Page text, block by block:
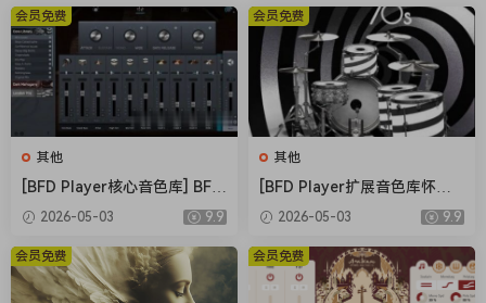
note. After leaving Sam’s distinct pedal configuration it
would pass through a blend of choice guitar and bass
amps before undergoing yet more harmonic enrichment:
through hand-picked outboard EQ’s and saturation/tape
effects. As a final stage the full spectrum was EQ’d,
widened and optimised/blessed by Sam and mastering
engineer/audio priestess, Anni Abigail.
It stretches from a grounded lo-fi organ-ish sound (Love)
(Lost), perfect for huge ambient drones but versatile too. It
is HEAVY when needed, but can also be made sweeter and
其他
[BFD Player核心音色库] BFD
Drums BFD Player Core Libr
ary v1.0.0.9-R2R（4.72GB）
2026-05-03 9.9
会员免费
其他
[BFD Player扩展音色库怀旧
摇滚] BFD Drums BFD Playe
r Extension London 70s v1.
0.0.13-R2R（2.71GB）
2026-05-03 9.9
会员免费
会员免费 会员免费